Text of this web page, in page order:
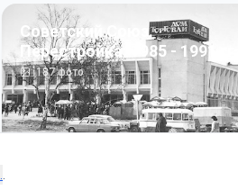
Советский Союз.
Перестройка: 1985 - 1991 гг
187фото